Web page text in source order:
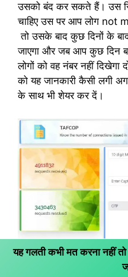
उसको बंद कर सकते हैं। उस
चाहिए उस पर आप लोग not
तो उसके बाद कुछ दिनों के
जाएगा और जब आप कुछ दिन
लोगों को वह नंबर नहीं दिखेगा
को यह जानकारी कैसी लगी
के साथ भी शेयर कर दें।
यह गलती कभी मत करना नहीं